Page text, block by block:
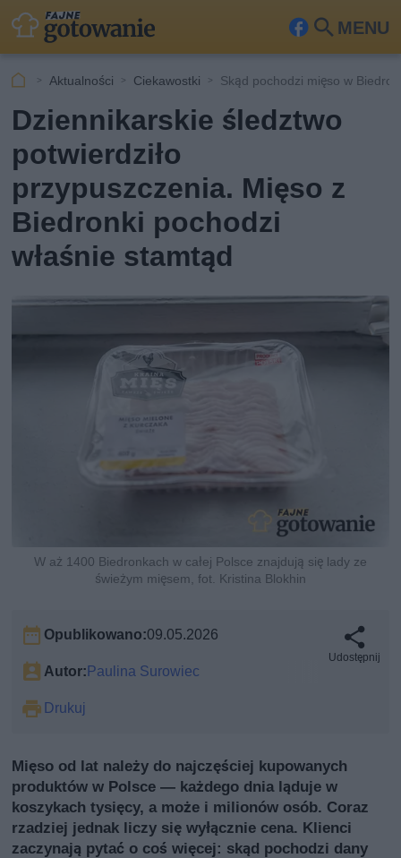
MENU
Fa
ook
Szu
kaj
Aktualności Ciekawostki Skąd pochodzi mięso w
Dziennikarskie śledztwo
potwierdziło
przypuszczenia. Mięso z
Biedronki pochodzi
właśnie stamtąd
W aż 1400 Biedronkach w całej Polsce znajdują się lady ze
świeżym mięsem, fot. Kristina Blokhin
Opublikowano:09.05.2026
Autor:Paulina Surowiec
Drukuj
Udostępnij
Mięso od lat należy do najczęściej kupowanych
produktów w Polsce — każdego dnia ląduje w
koszykach tysięcy, a może i milionów osób. Coraz
rzadziej jednak liczy się wyłącznie cena. Klienci
zaczynają pytać o coś więcej: skąd pochodzi dany